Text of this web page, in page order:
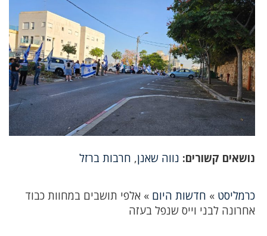
נושאים קשורים: נווה שאנן, חרבות ברזל
כרמליסט » חדשות היום » אלפי תושבים במחוות כבוד
אחרונה לבני וייס שנפל בעזה